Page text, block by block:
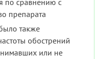
препарата
также
обострений
или не